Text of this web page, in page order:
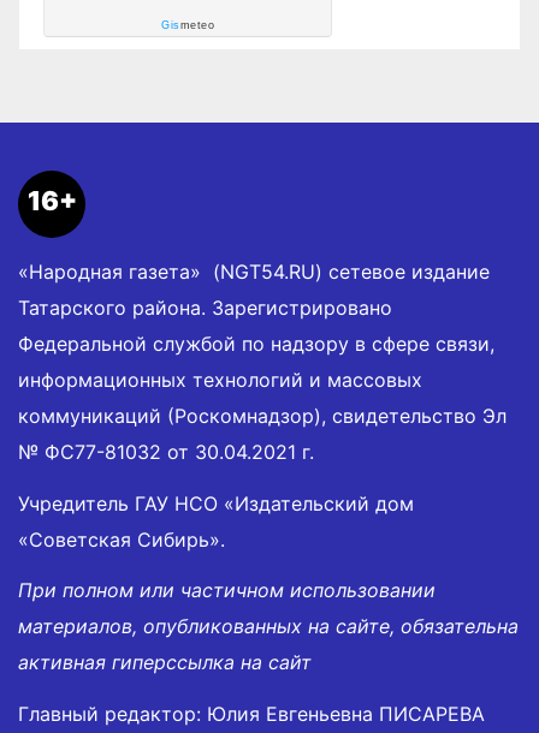
Gismeteo
16+
«Народная газета» (NGT54.RU) сетевое издание
Татарского района. Зарегистрировано
Федеральной службой по надзору в сфере связи,
информационных технологий и массовых
коммуникаций (Роскомнадзор), свидетельство Эл
№ ФС77-81032 от 30.04.2021 г.
Учредитель ГАУ НСО «Издательский дом
«Советская Сибирь».
При полном или частичном использовании
материалов, опубликованных на сайте, обязательна
активная гиперссылка на сайт
Главный редактор: Юлия Евгеньевна ПИСАРЕВА